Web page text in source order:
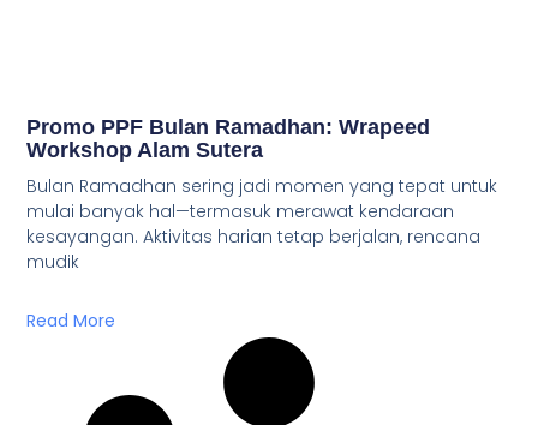
Promo PPF Bulan Ramadhan: Wrapeed
Workshop Alam Sutera
Bulan Ramadhan sering jadi momen yang tepat untuk
mulai banyak hal—termasuk merawat kendaraan
kesayangan. Aktivitas harian tetap berjalan, rencana
mudik
Read More